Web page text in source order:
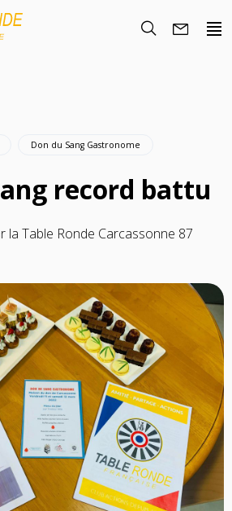
Don du Sang Gastronome
record battu
la Table Ronde Carcassonne 87